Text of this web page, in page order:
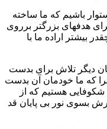
باشیم که ما ساخته
هدفهای بزرگتر برروی
بیشتر اراده ما با
دیگر تلاش برای بدست
که ما خودمان آن بدست
هستیم که از
بسوی نور بی پایان قد